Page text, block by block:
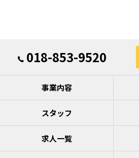
018-853-9520
事業内容
スタッフ
求人一覧